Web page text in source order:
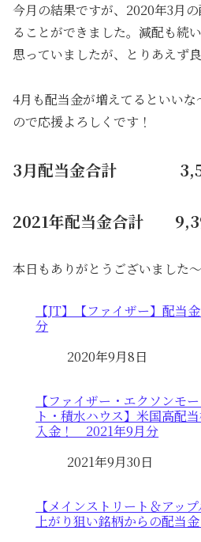
今月の結果ですが、2020年3月
ることができました。減配も続
思っていましたが、とりあえず
4月も配当金が増えてるといい
ので応援よろしくです！
3月配当金合計
2021年配当金合計
本日もありがとうございました～
【JT】【ファイザー】配
分
2020年9月8日
【ファイザー・エクソンモ
ト・積水ハウス】米国高配
入金！ 2021年9月分
2021年9月30日
【メインストリート＆アッ
上がり狙い銘柄からの配当